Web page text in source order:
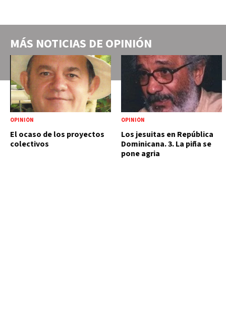
MÁS NOTICIAS DE OPINIÓN
OPINIÓN
El ocaso de los proyectos
colectivos
OPINIÓN
Los jesuitas en República
Dominicana. 3. La piña se
pone agria